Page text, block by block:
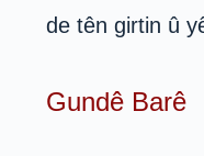
de tên girtin û
Gundê Barê